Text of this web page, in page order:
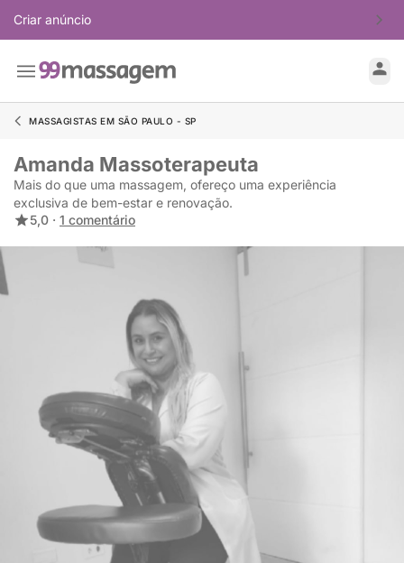
Criar anúncio
MASSAGISTAS EM SÃO PAULO - SP
Amanda Massoterapeuta
Mais do que uma massagem, ofereço uma experiência
exclusiva de bem-estar e renovação.
5,0 · 1 comentário